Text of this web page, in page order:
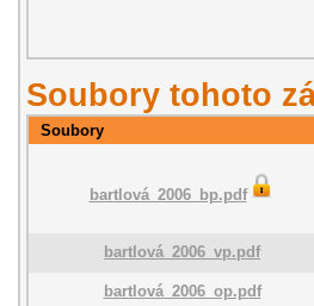
Soubory tohoto
Soubory
bartlová_2006_bp.pdf
bartlová_2006_vp.pdf
bartlová_2006_op.pdf